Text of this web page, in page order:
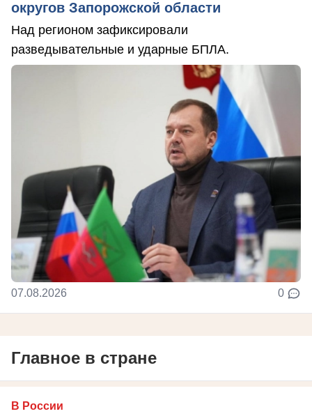
округов Запорожской области
Над регионом зафиксировали
разведывательные и ударные БПЛА.
07.08.2026 0
Главное в стране
В России